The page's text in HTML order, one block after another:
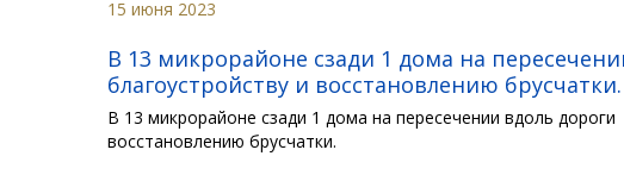
15 июня 2023
В 13 микрорайоне сзади 1 дома на
благоустройству и восстановлению брусчатки.
В 13 микрорайоне сзади 1 дома на пересечении вдоль
восстановлению брусчатки.